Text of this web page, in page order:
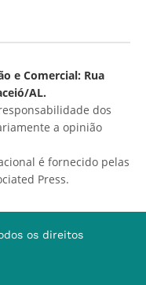
e Comercial: Rua
AL.
dos
a opinião
é fornecido pelas
Press.
os direitos